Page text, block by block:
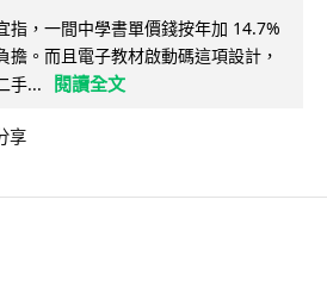
指，一間中學書單價錢按年加 14.7%
擔。而且電子教材啟動碼這項設計，
手...
閱讀全文
享